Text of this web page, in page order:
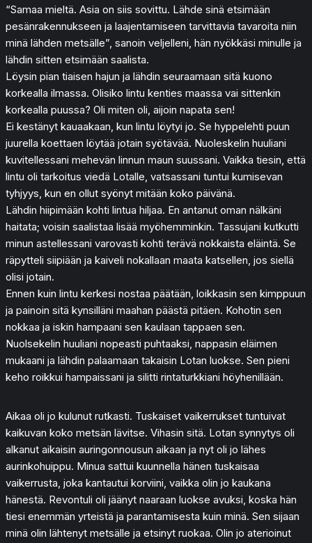
“Samaa mieltä. Asia on siis sovittu. Lähde sinä etsimään
pesänrakennukseen ja laajentamiseen tarvittavia tavaroita niin
minä lähden metsälle”, sanoin veljelleni, hän nyökkäsi minulle ja
lähdin sitten etsimään saalista.
Löysin pian tiaisen hajun ja lähdin seuraamaan sitä kuono
korkealla ilmassa. Olisiko lintu kenties maassa vai sittenkin
korkealla puussa? Oli miten oli, aijoin napata sen!
Ei kestänyt kauaakaan, kun lintu löytyi jo. Se hyppelehti puun
juurella koettaen löytää jotain syötävää. Nuoleskelin huuliani
kuvitellessani mehevän linnun maun suussani. Vaikka tiesin, että
lintu oli tarkoitus viedä Lotalle, vatsassani tuntui kumisevan
tyhjyys, kun en ollut syönyt mitään koko päivänä.
Lähdin hiipimään kohti lintua hiljaa. En antanut oman nälkäni
haitata; voisin saalistaa lisää myöhemminkin. Tassujani kutkutti
minun astellessani varovasti kohti terävä nokkaista eläintä. Se
räpytteli siipiään ja kaiveli nokallaan maata katsellen, jos siellä
olisi jotain.
Ennen kuin lintu kerkesi nostaa päätään, loikkasin sen kimppuun
ja painoin sitä kynsilläni maahan päästä pitäen. Kohotin sen
nokkaa ja iskin hampaani sen kaulaan tappaen sen.
Nuolsekelin huuliani nopeasti puhtaaksi, nappasin eläimen
mukaani ja lähdin palaamaan takaisin Lotan luokse. Sen pieni
keho roikkui hampaissani ja silitti rintaturkkiani höyhenillään.
Aikaa oli jo kulunut rutkasti. Tuskaiset vaikerrukset tuntuivat
kaikuvan koko metsän lävitse. Vihasin sitä. Lotan synnytys oli
alkanut aikaisin auringonnousun aikaan ja nyt oli jo lähes
aurinkohuippu. Minua sattui kuunnella hänen tuskaisaa
vaikerrusta, joka kantautui korviini, vaikka olin jo kaukana
hänestä. Revontuli oli jäänyt naaraan luokse avuksi, koska hän
tiesi enemmän yrteistä ja parantamisesta kuin minä. Sen sijaan
minä olin lähtenyt metsälle ja etsinyt ruokaa. Olin jo aterioinut